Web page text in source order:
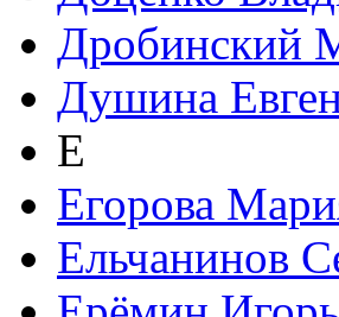
Дробинский
Душина
Е
Егорова
Ельчанинов